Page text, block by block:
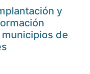
y
municipios de